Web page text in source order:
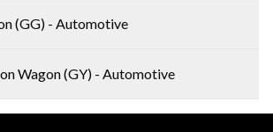
(GG) - Automotive
Wagon (GY) - Automotive